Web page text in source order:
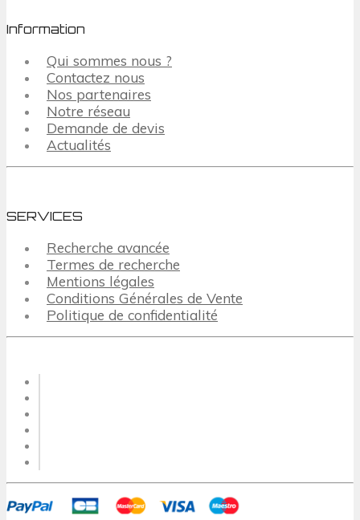
Information
Qui sommes nous ?
Contactez nous
Nos partenaires
Notre réseau
Demande de devis
Actualités
SERVICES
Recherche avancée
Termes de recherche
Mentions légales
Conditions Générales de Vente
Politique de confidentialité